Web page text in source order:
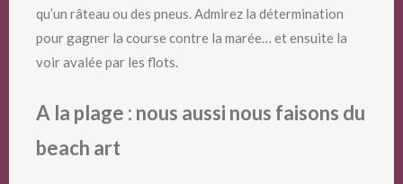
qu’un râteau ou des pneus. Admirez la détermination
pour gagner la course contre la marée… et ensuite la
voir avalée par les flots.
A la plage : nous aussi nous faisons du
beach art